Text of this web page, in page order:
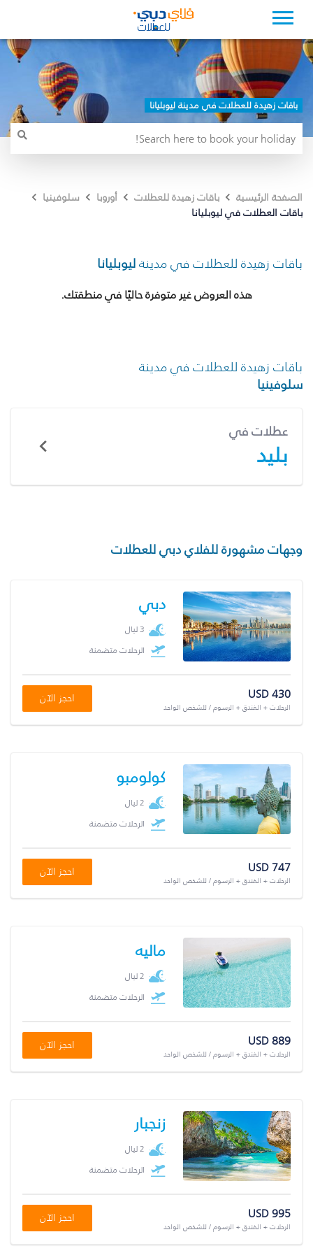
باقات زهيدة للعطلات في مدينة ليوبليانا
الصفحة الرئيسية باقات زهيدة للعطلات أوروبا
سلوفينيا
باقات العطلات في ليوبليانا
باقات زهيدة للعطلات في مدينةليوبليانا
هذه العروض غير متوفرة حاليًا في منطقتك.
باقات زهيدة للعطلات في مدينة
سلوفينيا
عطلات في
بليد
وجهات مشهورة للفلاي دبي للعطلات
دبي
3 ليال
الرحلات متضمنة
USD 430
الرحلات + الفندق + الرسوم / للشخص الواحد
احجز الآن
كولومبو
2 ليال
الرحلات متضمنة
USD 747
الرحلات + الفندق + الرسوم / للشخص الواحد
احجز الآن
ماليه
2 ليال
الرحلات متضمنة
USD 889
الرحلات + الفندق + الرسوم / للشخص الواحد
احجز الآن
زنجبار
2 ليال
الرحلات متضمنة
USD 995
الرحلات + الفندق + الرسوم / للشخص الواحد
احجز الآن